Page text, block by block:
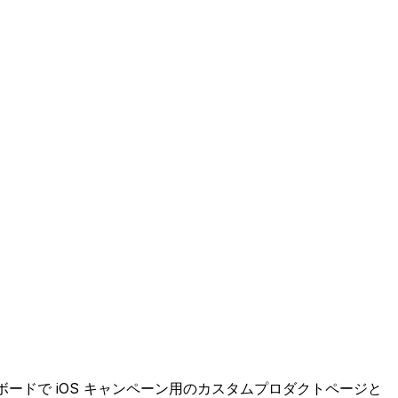
ドで iOS キャンペーン用のカスタムプロダクトページと